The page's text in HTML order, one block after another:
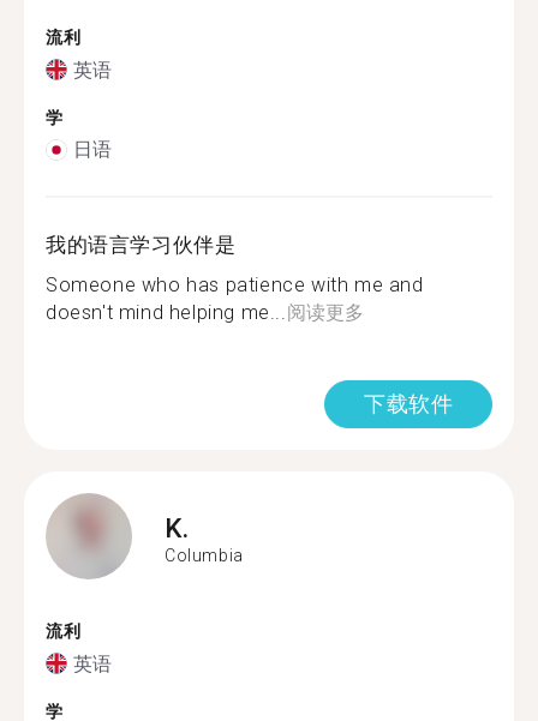
流利
英语
学
日语
我的语言学习伙伴是
Someone who has patience with me and
doesn't mind helping me...阅读更多
下载软件
K.
Columbia
流利
英语
学